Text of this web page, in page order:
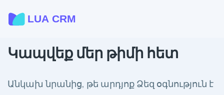
Կապվեք մեր թիմի հետ
Անկախ նրանից, թե արդյոք Ձեզ օգնություն է